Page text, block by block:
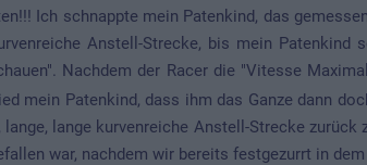
Ich schnappte mein Patenkind, das
Anstell-Strecke, bis mein Patenkind
Nachdem der Racer die "Vitesse
mein Patenkind, dass ihm das Ganze dann
lange kurvenreiche Anstell-Strecke zurück
war, nachdem wir bereits festgezurrt in dem